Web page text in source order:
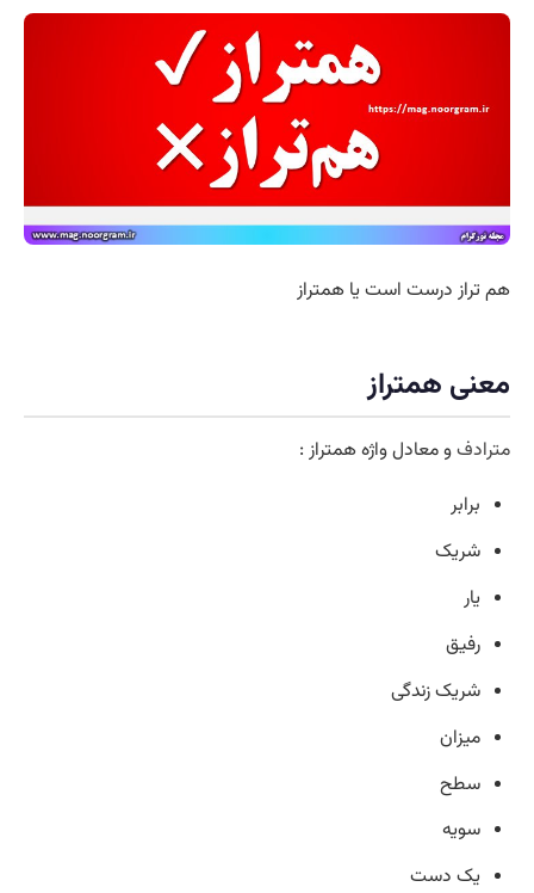
هم تراز درست است یا همتراز
معنی همتراز
مترادفو معادل واژه همتراز :
برابر
شریک
یار
رفیق
شریک زندگی
میزان
سطح
سویه
یک دست